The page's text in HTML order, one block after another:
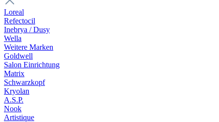
Loreal
Refectocil
Inebrya / Dusy
Wella
Weitere Marken
Goldwell
Salon Einrichtung
Matrix
Schwarzkopf
Kryolan
A.S.P.
Nook
Artistique